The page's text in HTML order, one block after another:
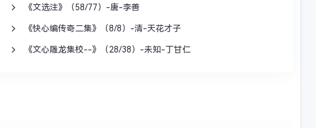
《文选注》（58/77）-唐-李善
《快心编传奇二集》（8/8）-清-天花才子
《文心雕龙集校--》（28/38）-未知-丁甘仁